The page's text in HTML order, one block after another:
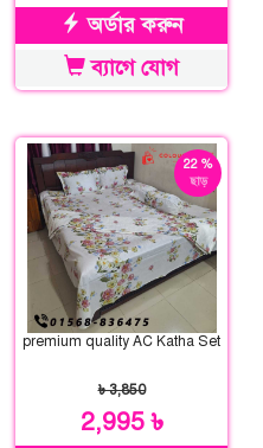
অর্ডার করুন
ব্যাগে যোগ
22 %
ছাড়
premium quality AC Katha Set
৳ 3,850
2,995 ৳